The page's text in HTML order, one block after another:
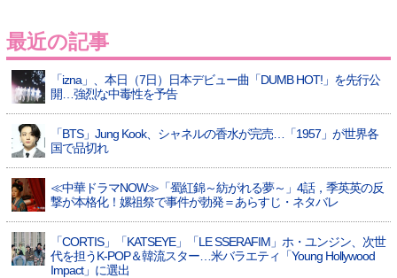
最近の記事
「izna」、本日（7日）日本デビュー曲「DUMB HOT!」を先行公
開…強烈な中毒性を予告
「BTS」Jung Kook、シャネルの香水が完売…「1957」が世界各
国で品切れ
≪中華ドラマNOW≫「蜀紅錦～紡がれる夢～」4話，季英英の反
撃が本格化！嫘祖祭で事件が勃発＝あらすじ・ネタバレ
「CORTIS」「KATSEYE」「LE SSERAFIM」ホ・ユンジン、次世
代を担うK-POP＆韓流スター…米バラエティ「Young Hollywood
Impact」に選出